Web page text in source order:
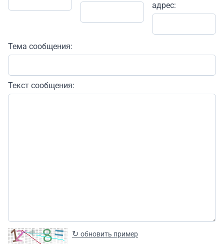
адрес:
Тема сообщения:
Текст сообщения:
↻ обновить пример